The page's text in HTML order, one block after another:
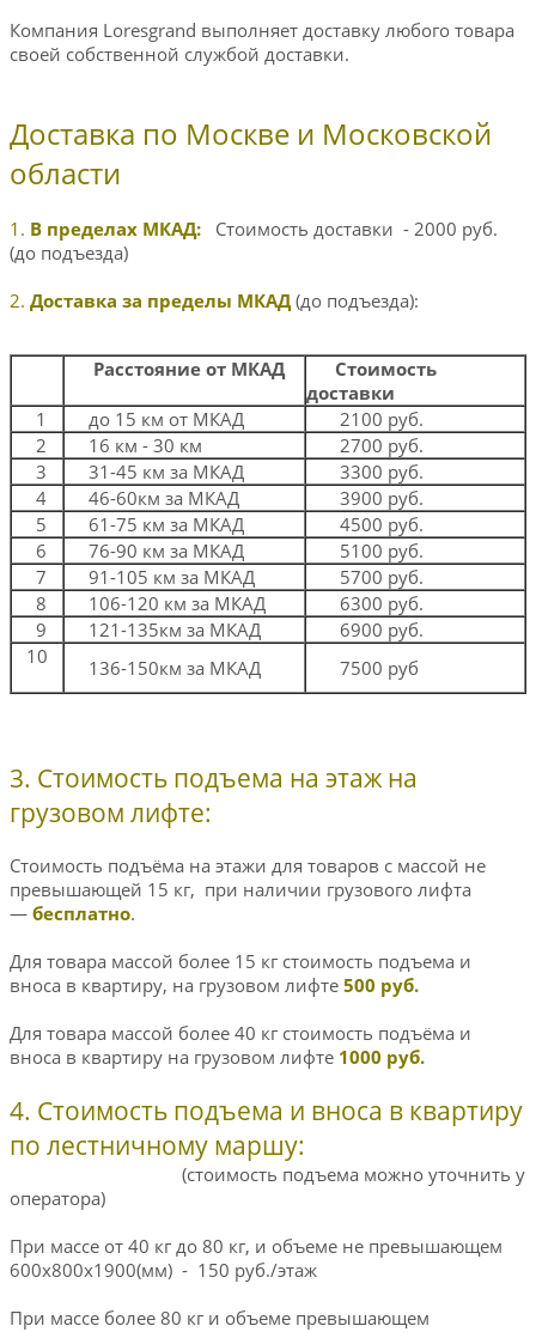
Компания Loresgrand выполняет доставку любого товара
своей собственной службой доставки.
Доставка по Москве и Московской
области
1. В пределах МКАД:
Стоимость доставки - 2000 руб.
(до подъезда)
2. Доставка за пределы МКАД(до подъезда):
Расстояние от МКАД
Стоимость
доставки
1
до 15 км от МКАД
2100 руб.
2
16 км - 30 км
2700 руб.
3
31-45 км за МКАД
3300 руб.
4
46-60км за МКАД
3900 руб.
5
61-75 км за МКАД
4500 руб.
6
76-90 км за МКАД
5100 руб.
7
91-105 км за МКАД
5700 руб.
8
106-120 км за МКАД
6300 руб.
9
121-135км за МКАД
6900 руб.
10
136-150км за МКАД 7500 руб
3. Стоимость подъема на этаж на
грузовом лифте:
Стоимость подъёма на этажи для товаров с массой не
превышающей 15 кг, при наличии грузового лифта
— бесплатно.
Для товара массой более 15 кг стоимость подъема и
вноса в квартиру, на грузовом лифте 500 руб.
Для товара массой более 40 кг стоимость подъёма и
вноса в квартиру на грузовом лифте 1000 руб.
4. Стоимость подъема и вноса в квартиру
по лестничному маршу:
(стоимость подъема можно уточнить у
оператора)
При массе от 40 кг до 80 кг, и объеме не превышающем
600х800х1900(мм) - 150 руб./этаж
При массе более 80 кг и объеме превышающем